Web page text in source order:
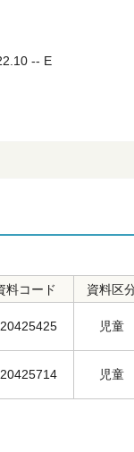
-- E
料コード 資料区
児童
児童